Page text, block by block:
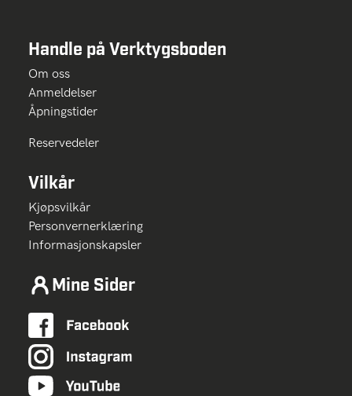
Handle på Verktygsboden
Om oss
Anmeldelser
Åpningstider
Reservedeler
Vilkår
Kjøpsvilkår
Personvernerklæring
Informasjonskapsler
Mine Sider